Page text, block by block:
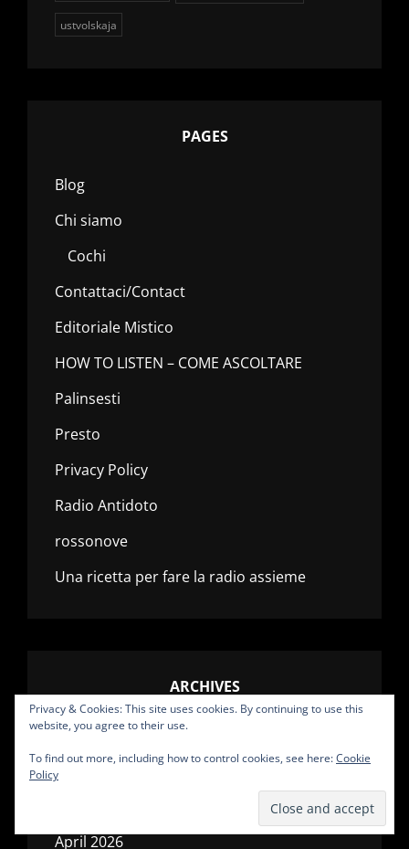
ustvolskaja
PAGES
Blog
Chi siamo
Cochi
Contattaci/Contact
Editoriale Mistico
HOW TO LISTEN – COME ASCOLTARE
Palinsesti
Presto
Privacy Policy
Radio Antidoto
rossonove
Una ricetta per fare la radio assieme
ARCHIVES
July 2026
June 2026
April 2026
Privacy & Cookies: This site uses cookies. By continuing to use this
website, you agree to their use.
To find out more, including how to control cookies, see here:Cookie
Policy